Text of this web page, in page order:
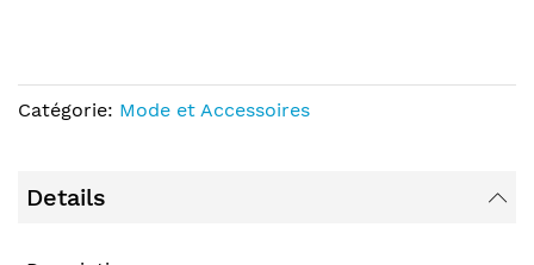
Catégorie: Mode et Accessoires
Details